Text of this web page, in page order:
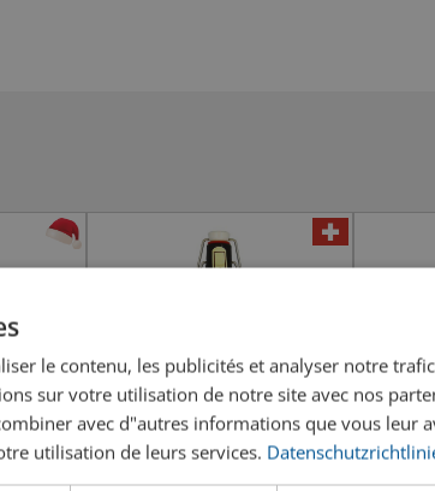
le contenu, les publicités et analyser notre
sur votre utilisation de notre site avec nos
avec d"autres informations que vous leur
utilisation de leurs services.